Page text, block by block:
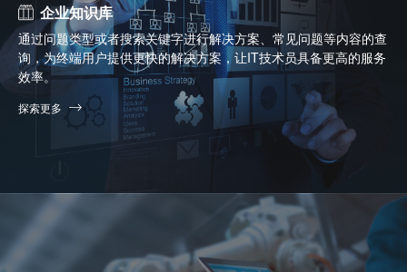
企业知识库
通过问题类型或者搜索关键字进行解决方案、常见问题等内容的查
询，为终端用户提供更快的解决方案，让IT技术员具备更高的服务
效率。
探索更多